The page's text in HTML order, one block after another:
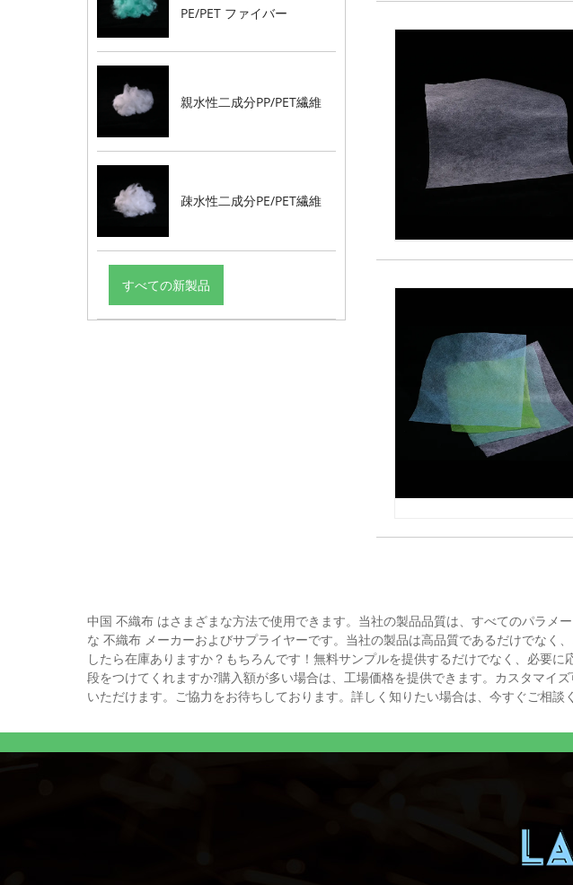
PE/PET ファイバー
親水性二成分PP/PET繊維
疎水性二成分PE/PET繊維
すべての新製品
中国 不織布 はさまざまな方法で使用できます。当社の製品品質は、すべてのパラメ
な 不織布 メーカーおよびサプライヤーです。当社の製品は高品質であるだけでな
したら在庫ありますか？もちろんです！無料サンプルを提供するだけでなく、必要
段をつけてくれますか?購入額が多い場合は、工場価格を提供できます。カスタマイ
いただけます。ご協力をお待ちしております。詳しく知りたい場合は、今すぐご相談